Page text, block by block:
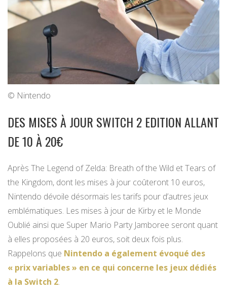
© Nintendo
DES MISES À JOUR SWITCH 2 EDITION ALLANT
DE 10 À 20€
Après The Legend of Zelda: Breath of the Wild et Tears of
the Kingdom, dont les mises à jour coûteront 10 euros,
Nintendo dévoile désormais les tarifs pour d’autres jeux
emblématiques. Les mises à jour de Kirby et le Monde
Oublié ainsi que Super Mario Party Jamboree seront quant
à elles proposées à 20 euros, soit deux fois plus.
Rappelons que Nintendo a également évoqué des
« prix variables » en ce qui concerne les jeux dédiés
à la Switch 2.